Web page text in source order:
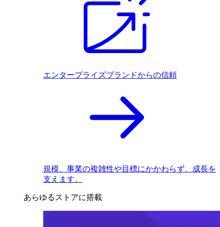
エンタープライズブランドからの信頼
規模、事業の複雑性や目標にかかわらず、成長を
支えます。
あらゆるストアに搭載